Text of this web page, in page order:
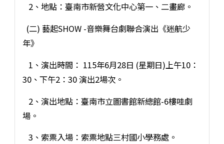
2、地點：臺南市新營文化中心第一、二畫廊。
(二) 藝起SHOW -音樂舞台劇聯合演出《迷航少
年》
1、演出時間： 115年6月28日 (星期日)上午10：
30、下午2：30 演出2場次。
2、演出地點：臺南市立圖書館新總館-6樓哇劇
場。
3、索票入場：索票地點三村國小學務處。